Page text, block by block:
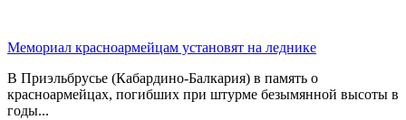
Мемориал красноармейцам установят на леднике
В Приэльбрусье (Кабардино-Балкария) в память о
красноармейцах, погибших при штурме безымянной высоты в
годы...